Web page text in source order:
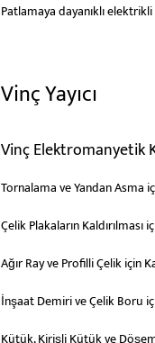
Patlamaya dayanıklı
Vinç Yayıcı
Vinç Elektromanyetik
Tornalama ve Yandan Asma
Çelik Plakaların Kaldırılması
Ağır Ray ve Profilli Çelik için
İnşaat Demiri ve Çelik Boru